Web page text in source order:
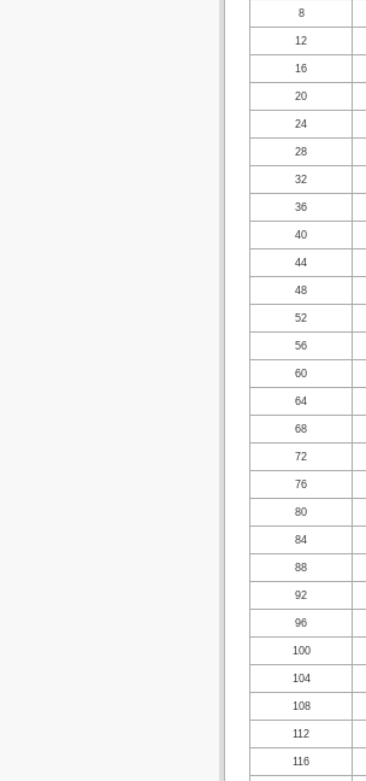
8
12
16
20
24
28
32
36
40
44
48
52
56
60
64
68
72
76
80
84
88
92
96
100
104
108
112
116